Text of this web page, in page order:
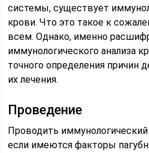
системы, существует
крови. Что это такое к
всем. Однако, именно
иммунологического анализа
точного определения причин
их лечения.
Проведение
Проводить
если имеются факторы